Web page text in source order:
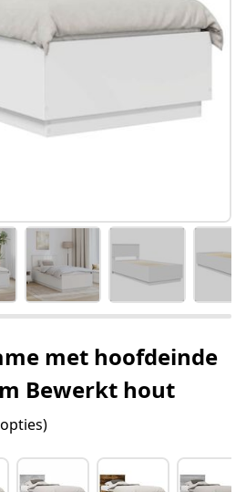
met hoofdeinde
Bewerkt hout